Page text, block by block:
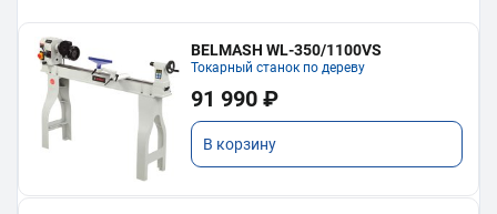
BELMASH WL-350/1100VS
Токарный станок по дереву
91 990 ₽
В корзину